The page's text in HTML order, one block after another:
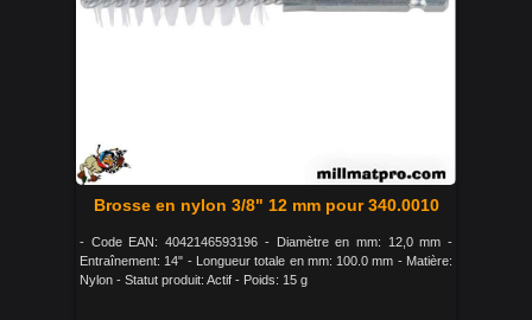
Brosse en nylon 3/8" 12 mm pour 340.0010
- Code EAN: 4042146593196 - Diamètre en mm: 12,0 mm -
Entraînement: 14" - Longueur totale en mm: 100.0 mm - Matière:
Nylon - Statut produit: Actif - Poids: 15 g